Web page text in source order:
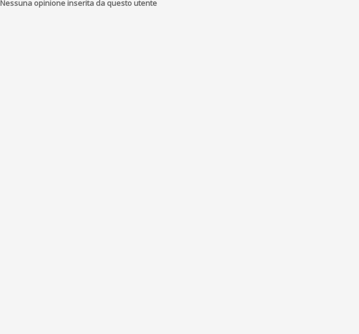
Nessuna opinione inserita da questo utente